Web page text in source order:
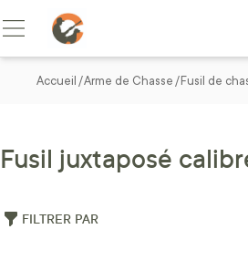
Allez au contenu
Basculer la navigation
Accueil Arme de Chasse Fusil de
Fusil juxtaposé
FILTRER PAR